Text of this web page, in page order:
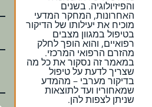
והפיזיולוגיה. בשנים
האחרונות, המחקר המדעי
מוכיח את יעילותו של הדיקור
בטיפול במגוון מצבים
רפואיים, והוא הופך לחלק
מהזרם הרפואי המרכזי.
במאמר זה נסקור את כל מה
שצריך לדעת על טיפול
בדיקור מערבי – מהמדע
שמאחוריו ועד לתוצאות
שניתן לצפות להן.